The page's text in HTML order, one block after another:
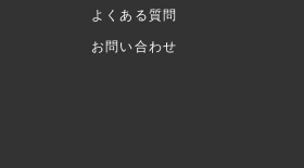
よくある質問
お問い合わせ